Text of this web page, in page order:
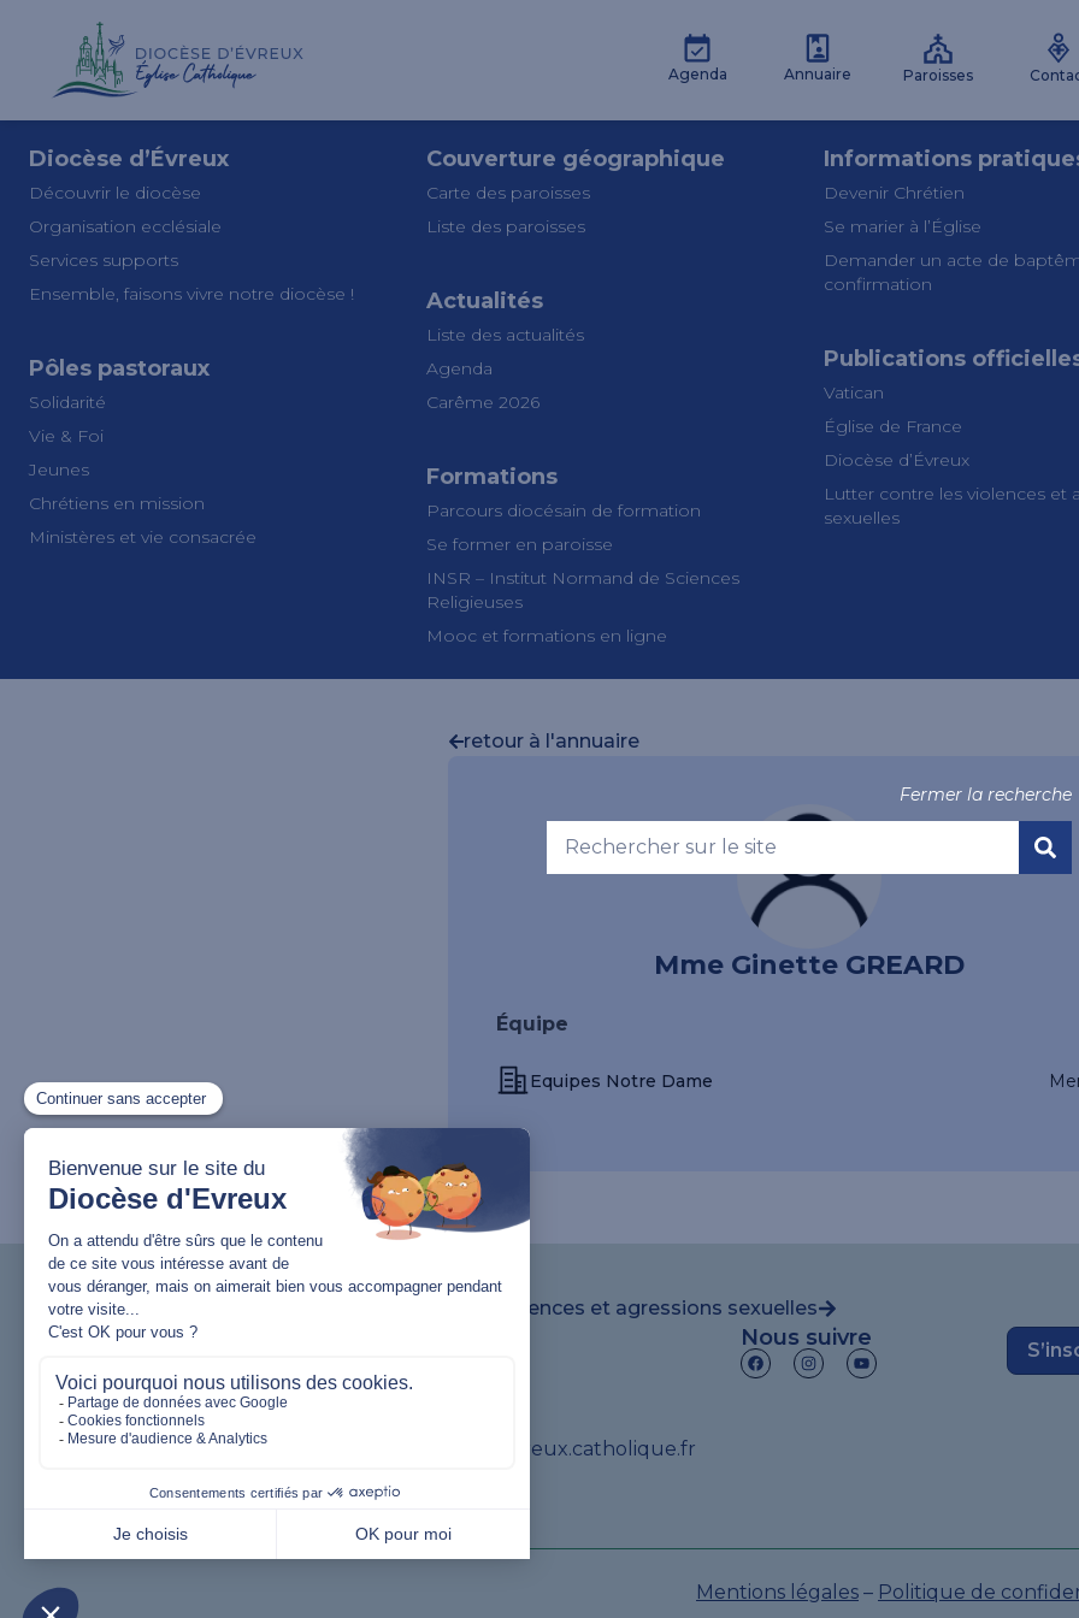
Agenda Annuaire Paroisses
Diocèse d’Évreux
Découvrir le diocèse
Organisation ecclésiale
Services supports
Ensemble, faisons vivre notre diocèse !
Pôles pastoraux
Solidarité
Vie & Foi
Jeunes
Chrétiens en mission
Ministères et vie consacrée
Couverture géographique
Carte des paroisses
Liste des paroisses
Actualités
Liste des actualités
Agenda
Carême 2026
Formations
Parcours diocésain de formation
Se former en paroisse
INSR – Institut Normand de Sciences
Religieuses
Mooc et formations en ligne
Informations
Devenir Chrétien
Se marier à l’Église
Demander un acte de
confirmation
Publications
Vatican
Église de France
Diocèse d’Évreux
Lutter contre les violences et
sexuelles
Fermer la recherche
retour à l'annuaire
Mme Ginette GREARD
Équipe
Equipes Notre Dame
Lutter contre les violences et agressions sexuelles
11 bis rue Jean Bart,
communication@evreux.catholique.fr
Nous suivre
Mentions légales – Politique de